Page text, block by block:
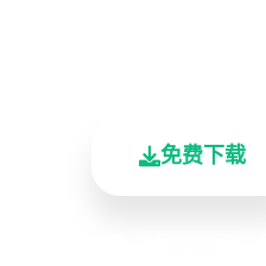
免费下载